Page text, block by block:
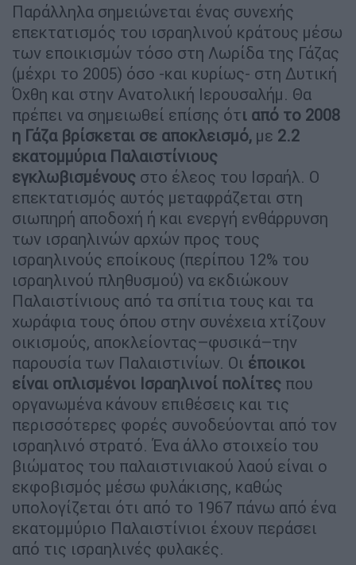
Παράλληλα σημειώνεται ένας συνεχής
επεκτατισμός του ισραηλινού κράτους μέσω
των εποικισμών τόσο στη Λωρίδα της Γάζας
(μέχρι το 2005) όσο -και κυρίως- στη Δυτική
Όχθη και στην Ανατολική Ιερουσαλήμ. Θα
πρέπει να σημειωθεί επίσης ότι από το 2008
η Γάζα βρίσκεται σε αποκλεισμό, με 2.2
εκατομμύρια Παλαιστίνιους
εγκλωβισμένους στο έλεος του Ισραήλ. Ο
επεκτατισμός αυτός μεταφράζεται στη
σιωπηρή αποδοχή ή και ενεργή ενθάρρυνση
των ισραηλινών αρχών προς τους
ισραηλινούς εποίκους (περίπου 12% του
ισραηλινού πληθυσμού) να εκδιώκουν
Παλαιστίνιους από τα σπίτια τους και τα
χωράφια τους όπου στην συνέχεια χτίζουν
οικισμούς, αποκλείοντας–φυσικά–την
παρουσία των Παλαιστινίων. Οι έποικοι
είναι οπλισμένοι Ισραηλινοί πολίτες που
οργανωμένα κάνουν επιθέσεις και τις
περισσότερες φορές συνοδεύονται από τον
ισραηλινό στρατό. Ένα άλλο στοιχείο του
βιώματος του παλαιστινιακού λαού είναι ο
εκφοβισμός μέσω φυλάκισης, καθώς
υπολογίζεται ότι από το 1967 πάνω από ένα
εκατομμύριο Παλαιστίνιοι έχουν περάσει
από τις ισραηλινές φυλακές.